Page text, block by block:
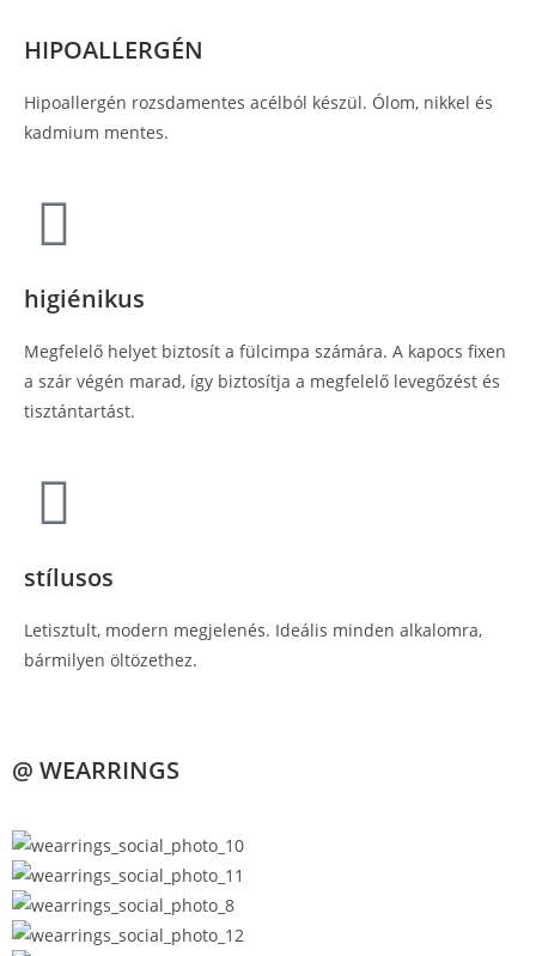
HIPOALLERGÉN
Hipoallergén rozsdamentes acélból készül. Ólom, nikkel és
kadmium mentes.
higiénikus
Megfelelő helyet biztosít a fülcimpa számára. A kapocs fixen
a szár végén marad, így biztosítja a megfelelő levegőzést és
tisztántartást.
stílusos
Letisztult, modern megjelenés. Ideális minden alkalomra,
bármilyen öltözethez.
@ WEARRINGS